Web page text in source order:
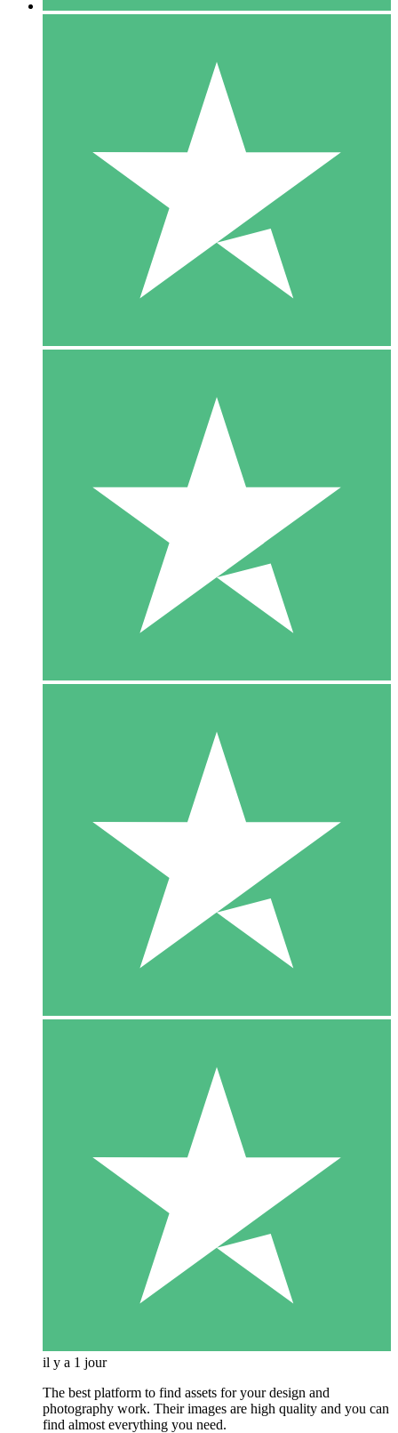
il y a 1 jour
The best platform to find assets for your design and
photography work. Their images are high quality and you can
find almost everything you need.